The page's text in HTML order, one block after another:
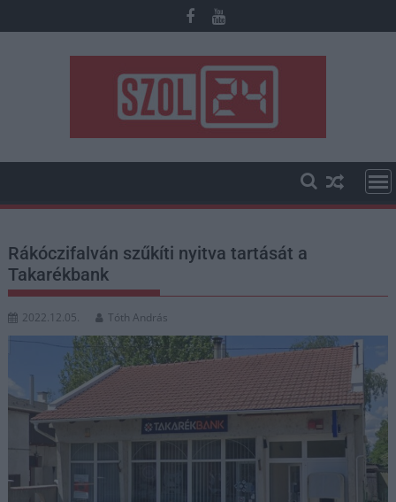
to
Rákóczifalván szűkíti nyitva tartását a
Takarékbank
2022.12.05. Tóth András